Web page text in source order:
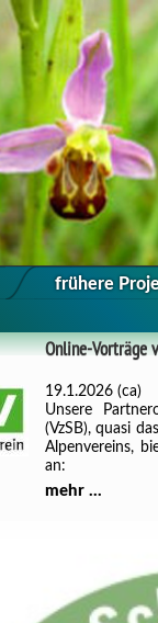
frühere
Online-Vorträge
19.1.2026 (ca)
Unsere
(VzSB), quasi
Alpenvereins,
an:
mehr ...